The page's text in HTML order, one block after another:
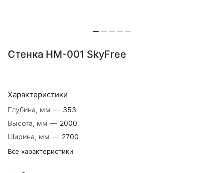
Стенка НМ-001 SkyFree
Характеристики
Глубина, мм — 353
Высота, мм — 2000
Ширина, мм — 2700
Все характеристики